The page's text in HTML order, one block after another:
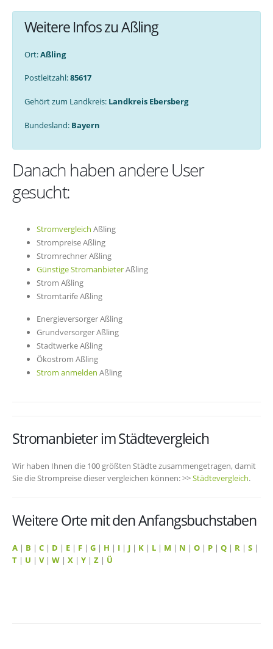
Weitere Infos zu Aßling
Ort:Aßling
Postleitzahl:85617
Gehört zum Landkreis: Landkreis Ebersberg
Bundesland: Bayern
Danach haben andere User
gesucht:
Stromvergleich Aßling
Strompreise Aßling
Stromrechner Aßling
Günstige StromanbieterAßling
Strom Aßling
Stromtarife Aßling
Energieversorger Aßling
Grundversorger Aßling
Stadtwerke Aßling
Ökostrom Aßling
Strom anmelden Aßling
Stromanbieter im Städtevergleich
Wir haben Ihnen die 100 größten Städte zusammengetragen, damit
Sie die Strompreise dieser vergleichen können: >>Städtevergleich.
Weitere Orte mit den Anfangsbuchstaben
A | B | C | D | E | F | G | H | I | J | K | L | M | N | O | P | Q | R | S |
T | U | V| W | X | Y | Z | Ü